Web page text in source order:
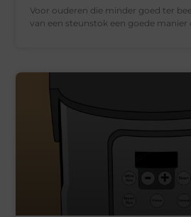
Voor ouderen die minder goed ter
van een steunstok een goede